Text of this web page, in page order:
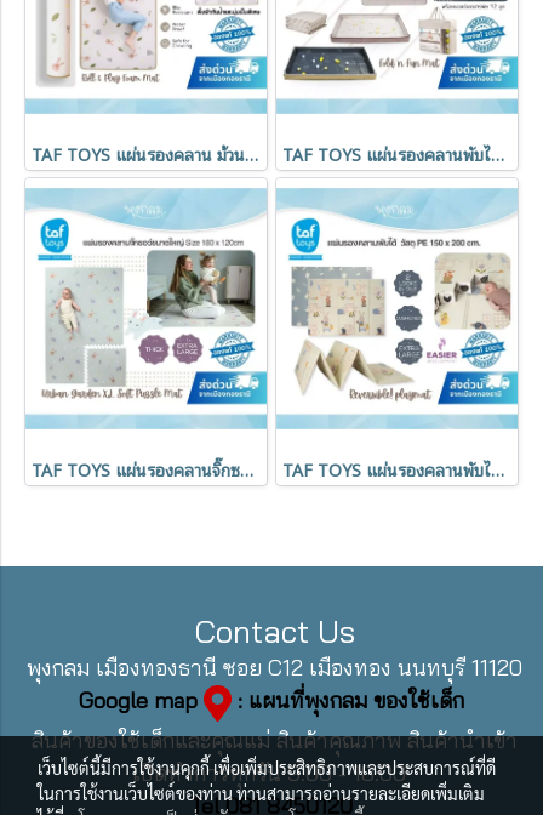
TAF TOYS แผ่นรองคลาน ม้วนใหญ่ Roll & Play Foam Mat (0m+) TAF TOYS แผ่นรองคลานพับได้พร้อมลูกบอล Fold 'n Fun Mat
TAF TOYS แผ่นรองคลานจิ๊กซอว์ขนาดใหญ่ Urban Garden XL Soft Puzzle Mat TAF TOYS แผ่นรองคลานพับได้ ขนาดใหญ่ ผลิตจากวัสดุ PE 150 x 200 cm.
Contact Us
พุงกลม เมืองทองธานี ซอย C12 เมืองทอง นนทบุรี 11120
Google map
: แผนที่พุงกลม ของใช้เด็ก
สินค้าของใช้เด็กและคุณแม่ สินค้าคุณภาพ สินค้านำเข้า
เปิดทำการทุกวัน 9:00 - 18:00
Tel 081 8450120
เว็บไซต์นี้มีการใช้งานคุกกี้ เพื่อเพิ่มประสิทธิภาพและประสบการณ์ที่ดี
ในการใช้งานเว็บไซต์ของท่าน ท่านสามารถอ่านรายละเอียดเพิ่มเติม